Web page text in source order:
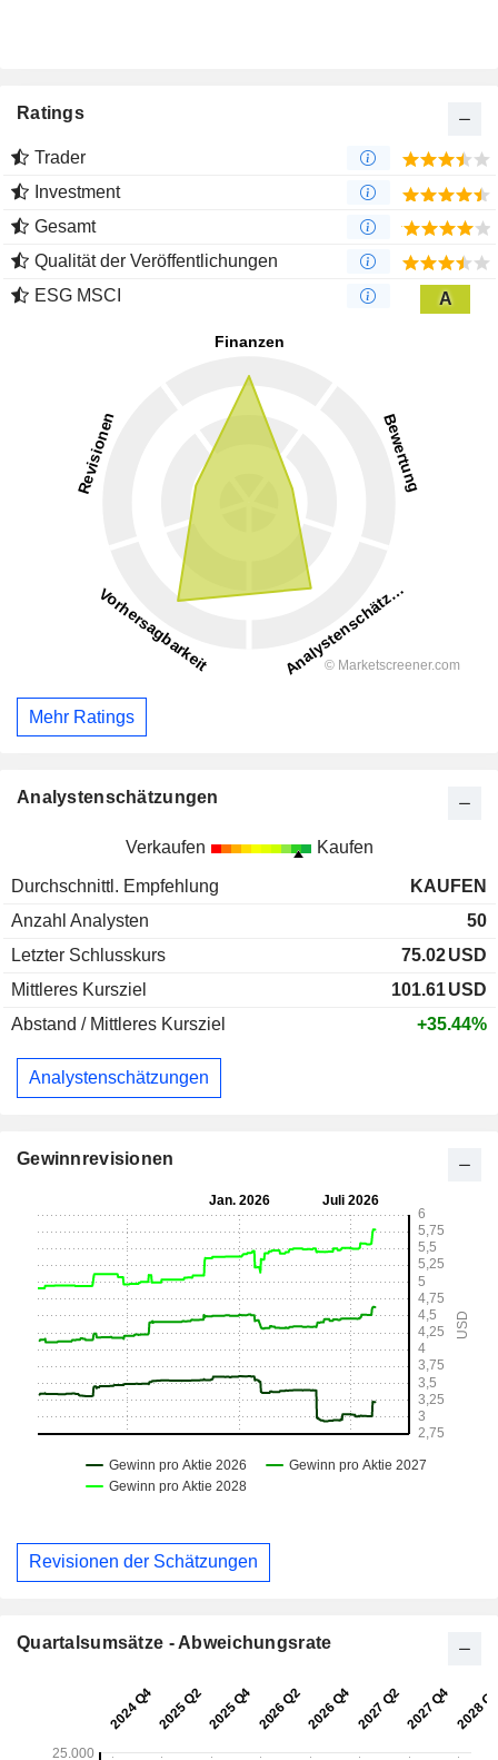
Ratings
Trader
Investment
Gesamt
Qualität der Veröffentlichungen
ESG MSCI
A
Mehr Ratings
Analystenschätzungen
Verkaufen Kaufen
Durchschnittl. Empfehlung
KAUFEN
Anzahl Analysten
50
Letzter Schlusskurs
75.02USD
Mittleres Kursziel
101.61USD
Abstand / Mittleres Kursziel
+35.44%
Analystenschätzungen
Gewinnrevisionen
Revisionen der Schätzungen
Quartalsumsätze - Abweichungsrate